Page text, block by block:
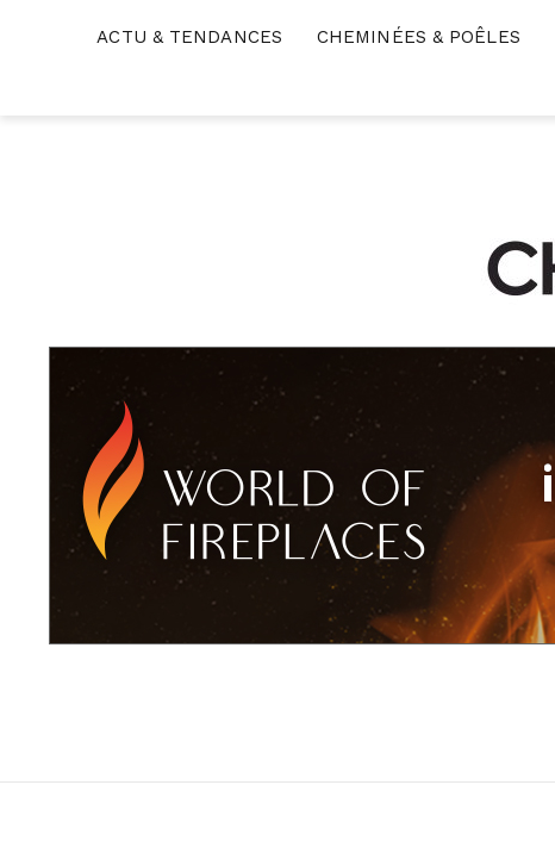
ACTU & TENDANCES CHEMINÉES & POÊLES